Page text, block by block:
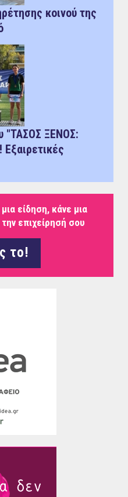
κοινού της
"ΤΑΣΟΣ ΞΕΝΟΣ:
είδηση, κάνε μια
επιχείρησή σου
το!